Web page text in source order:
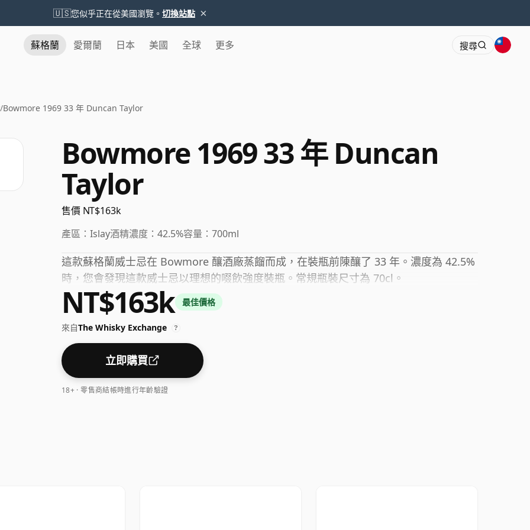
🇺🇸您似乎正在從美國瀏覽。 切換站點 ×
蘇格蘭 愛爾蘭 日本 美國 全球 更多 搜尋
/Bowmore 1969 33 年 Duncan Taylor
Bowmore 1969 33 年 Duncan
Taylor
售價 NT$163k
產區： Islay酒精濃度： 42.5%容量： 700ml
這款蘇格蘭威士忌在 Bowmore 釀酒廠蒸餾而成，在裝瓶前陳釀了 33 年。濃度為 42.5%
時，您會發現這款威士忌以理想的啜飲強度裝瓶。常規瓶裝尺寸為 70cl。
NT$163k 最佳價格
來自The Whisky Exchange ?
立即購買
18+ · 零售商結帳時進行年齡驗證